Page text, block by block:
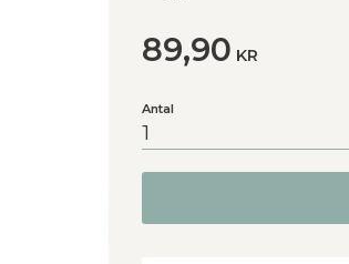
89,90 KR
Antal